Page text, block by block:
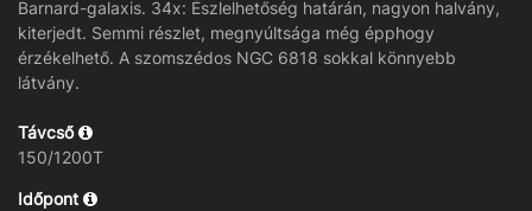
Barnard-galaxis. 34x: Észlelhetőség határán, nagyon halvány,
kiterjedt. Semmi részlet, megnyúltsága még épphogy
érzékelhető. A szomszédos NGC 6818 sokkal könnyebb
látvány.
Távcső
150/1200T
Időpont